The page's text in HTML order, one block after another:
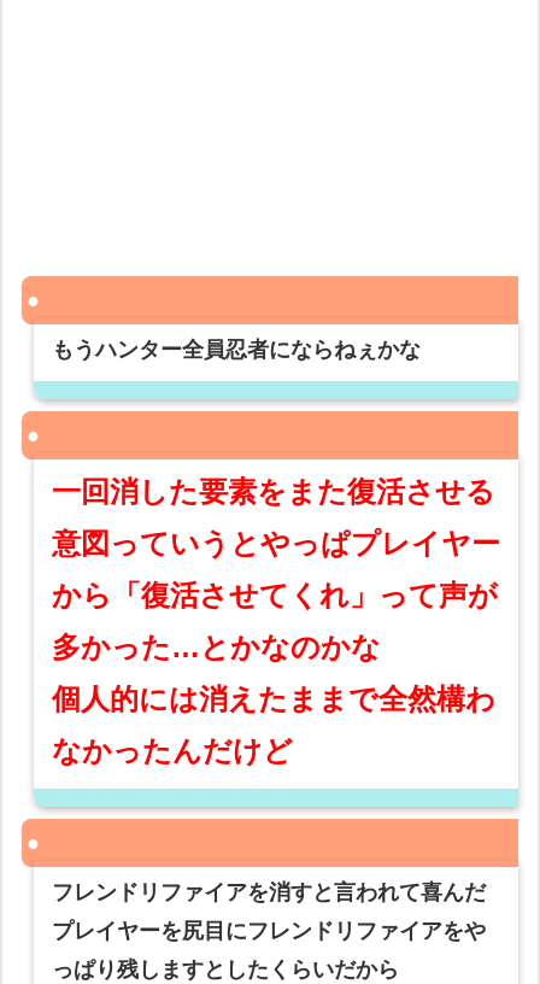
もうハンター全員忍者にならねぇかな
一回消した要素をまた復活させる
意図っていうとやっぱプレイヤー
から「復活させてくれ」って声が
多かった…とかなのかな
個人的には消えたままで全然構わ
なかったんだけど
フレンドリファイアを消すと言われて喜んだ
プレイヤーを尻目にフレンドリファイアをや
っぱり残しますとしたくらいだから